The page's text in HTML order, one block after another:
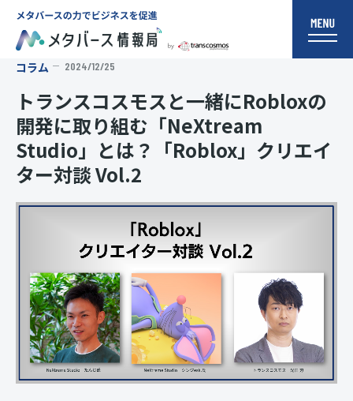
コラム 2024/12/25
トランスコスモスと一緒にRobloxの
開発に取り組む「NeXtream
Studio」とは？「Roblox」クリエイ
ター対談 Vol.2